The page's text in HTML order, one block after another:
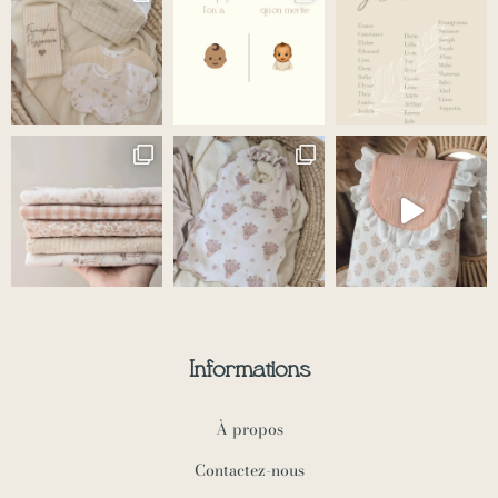
a
m
k
-
f
Informations
À propos
Contactez-nous